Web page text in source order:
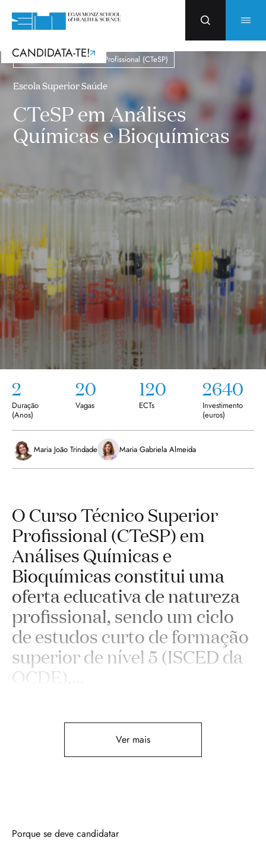
CANDIDATA-TE!
Curso Técnico e Superior Profissional (CTeSP)
Escola Superior Saúde
CTeSP em Análises
Químicas e Bioquímicas
2
Duração
(Anos)
20
Vagas
120
ECTs
2640
Investimento
(euros)
Maria João Trindade Maria Gabriela Almeida
O Curso Técnico Superior
Proﬁssional (CTeSP) em
Análises Químicas e
Bioquímicas constitui uma
oferta educativa de natureza
proﬁssional, sendo um ciclo
de estudos curto de formação
superior de nível 5 (ISCED da
OCDE).
Ver mais
Porque se deve candidatar